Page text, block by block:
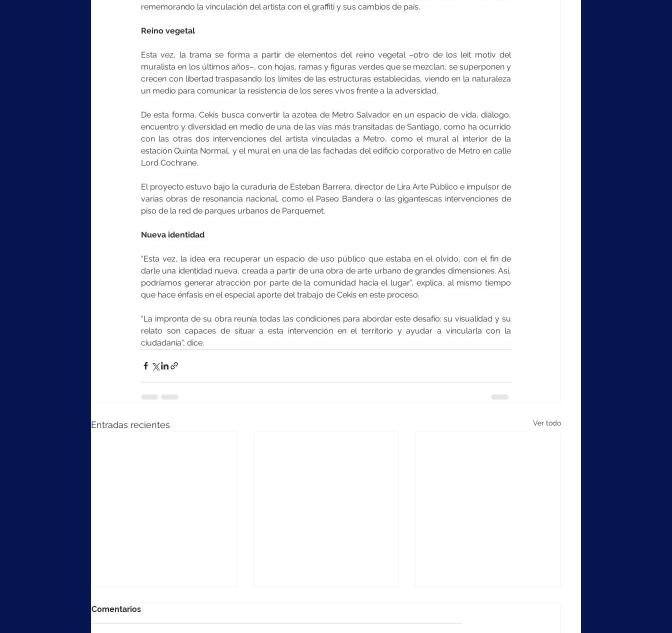
rememorando la vinculación del artista con el graffiti y sus cambios de país.
Reino vegetal
Esta vez, la trama se forma a partir de elementos del reino vegetal –otro de los leit motiv del
muralista en los últimos años–, con hojas, ramas y figuras verdes que se mezclan, se superponen y
crecen con libertad traspasando los límites de las estructuras establecidas, viendo en la naturaleza
un medio para comunicar la resistencia de los seres vivos frente a la adversidad.
De esta forma, Cekis busca convertir la azotea de Metro Salvador en un espacio de vida, diálogo,
encuentro y diversidad en medio de una de las vías más transitadas de Santiago, como ha ocurrido
con las otras dos intervenciones del artista vinculadas a Metro, como el mural al interior de la
estación Quinta Normal, y el mural en una de las fachadas del edificio corporativo de Metro en calle
Lord Cochrane.
El proyecto estuvo bajo la curaduría de Esteban Barrera, director de Lira Arte Público e impulsor de
varias obras de resonancia nacional, como el Paseo Bandera o las gigantescas intervenciones de
piso de la red de parques urbanos de Parquemet.
Nueva identidad
“Esta vez, la idea era recuperar un espacio de uso público que estaba en el olvido, con el fin de
darle una identidad nueva, creada a partir de una obra de arte urbano de grandes dimensiones. Así,
podríamos generar atracción por parte de la comunidad hacia el lugar”, explica, al mismo tiempo
que hace énfasis en el especial aporte del trabajo de Cekis en este proceso.
“La impronta de su obra reunía todas las condiciones para abordar este desafío: su visualidad y su
relato son capaces de situar a esta intervención en el territorio y ayudar a vincularla con la
ciudadanía”, dice.
Entradas recientes Ver todo
Comentarios